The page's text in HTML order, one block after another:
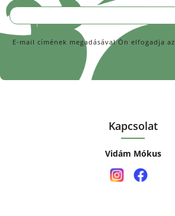
Kapcsolat
Vidám Mókus
E-mail címének megadásával Ön elfogadja az